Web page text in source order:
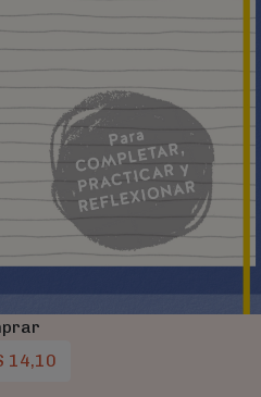
14,10